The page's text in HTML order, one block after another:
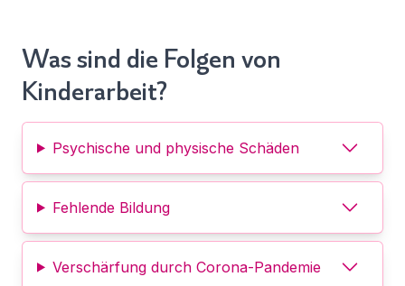
Was sind die Folgen von
Kinderarbeit?
Psychische und physische Schäden
Fehlende Bildung
Verschärfung durch Corona-Pandemie